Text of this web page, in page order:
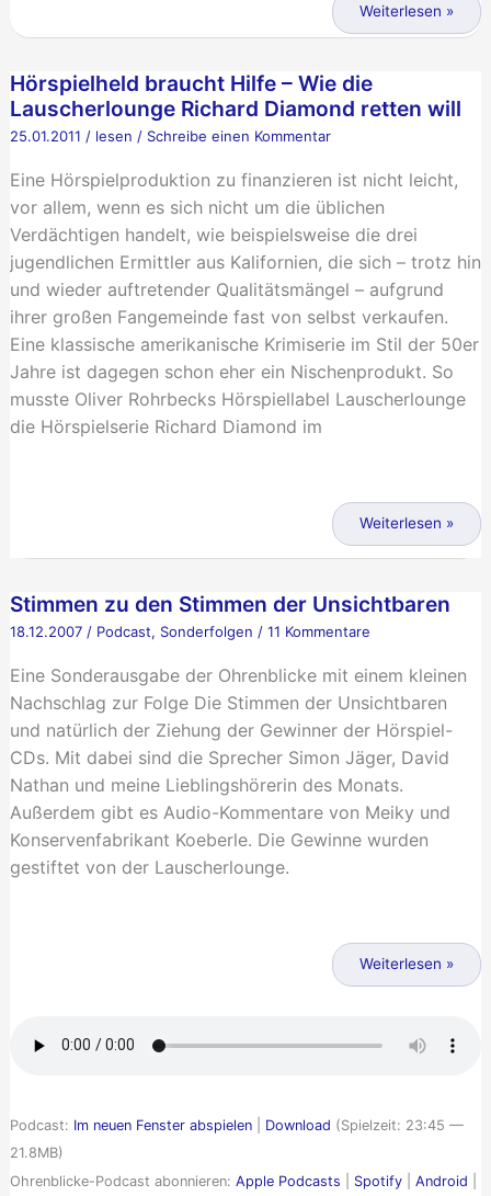
Ohrenmenschen
–
die
Hörspielfee
Weiterlesen »
Hörspielheld braucht Hilfe – Wie die
Lauscherlounge Richard Diamond retten will
25.01.2011 / lesen / Schreibe einen Kommentar
Eine Hörspielproduktion zu finanzieren ist nicht leicht,
vor allem, wenn es sich nicht um die üblichen
Verdächtigen handelt, wie beispielsweise die drei
jugendlichen Ermittler aus Kalifornien, die sich – trotz hin
und wieder auftretender Qualitätsmängel – aufgrund
ihrer großen Fangemeinde fast von selbst verkaufen.
Eine klassische amerikanische Krimiserie im Stil der 50er
Jahre ist dagegen schon eher ein Nischenprodukt. So
musste Oliver Rohrbecks Hörspiellabel Lauscherlounge
die Hörspielserie Richard Diamond im
Wie
die
Richard
Diamond
retten
will
Weiterlesen »
Stimmen zu den Stimmen der Unsichtbaren
18.12.2007/ Podcast, Sonderfolgen / 11 Kommentare
Eine Sonderausgabe der Ohrenblicke mit einem kleinen
Nachschlag zur Folge Die Stimmen der Unsichtbaren
und natürlich der Ziehung der Gewinner der Hörspiel-
CDs. Mit dabei sind die Sprecher Simon Jäger, David
Nathan und meine Lieblingshörerin des Monats.
Außerdem gibt es Audio-Kommentare von Meiky und
Konservenfabrikant Koeberle. Die Gewinne wurden
gestiftet von der Lauscherlounge.
Weiterlesen »
Podcast: Im neuen Fenster abspielen| Download (Spielzeit: 23:45 —
21.8MB)
Ohrenblicke-Podcast abonnieren: Apple Podcasts Spotify| Android